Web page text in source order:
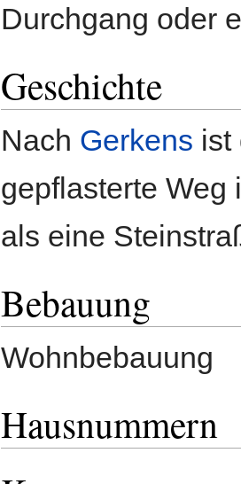
Durchgang oder
Geschichte
Nach Gerkens ist
gepflasterte Weg
als eine
Bebauung
Wohnbebauung
Hausnummern